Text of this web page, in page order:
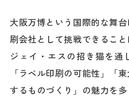
大阪万博という国際的な舞
刷会社として挑戦できること
ジェイ・エスの招き猫を通
「ラベル印刷の可能性」「
するものづくり」の魅力を